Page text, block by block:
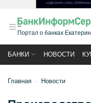
Портал о банках
БАНКИ НОВОСТИ
Главная Новости